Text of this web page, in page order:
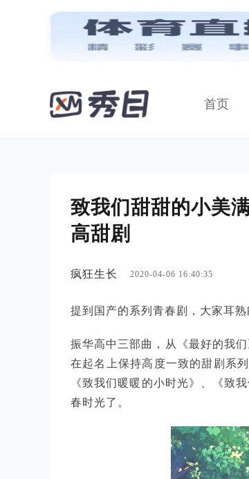
首页
致我们甜甜的小美
高甜剧
疯狂生长 2020-04-06 16:40:35
提到国产的系列青春剧，大家耳
振华高中三部曲，从《最好的我
在起名上保持高度一致的甜剧系
《致我们暖暖的小时光》、《致
春时光了。